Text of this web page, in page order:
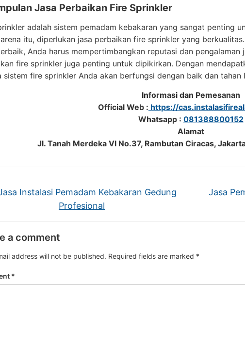
Jasa Perbaikan Fire Sprinkler
adalah sistem pemadam kebakaran yang sangat penting
itu, diperlukan jasa perbaikan fire sprinkler yang
Anda harus mempertimbangkan reputasi dan pengalaman
fire sprinkler juga penting untuk dipikirkan. Dengan
sistem fire sprinkler Anda akan berfungsi dengan baik dan tahan
Informasi dan Pemesanan
Official Web : https://
Whatsapp : 081388800152
Alamat
Jl. Tanah Merdeka VI No.37, Rambutan Ciracas,
Instalasi Pemadam Kebakaran Gedung
Profesional
Jasa
a comment
address will not be published. Required fields are marked *
*